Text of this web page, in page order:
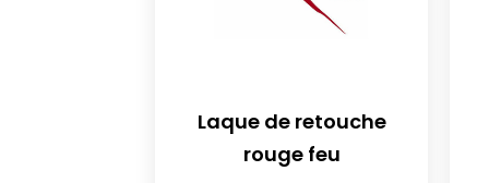
Laque de retouche
rouge feu